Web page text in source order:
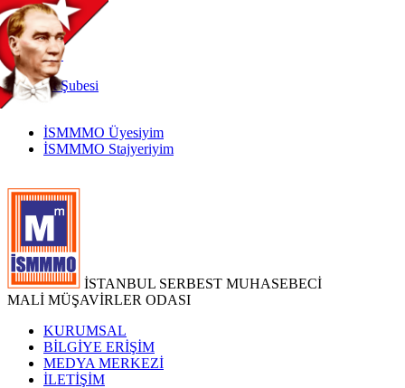
TR
|
EN
İnternetŞubesi
İSMMMO Üyesiyim
İSMMMO Stajyeriyim
İSTANBUL SERBEST MUHASEBECİ
MALİ MÜŞAVİRLER ODASI
KURUMSAL
BİLGİYE ERİŞİM
MEDYA MERKEZİ
İLETİŞİM